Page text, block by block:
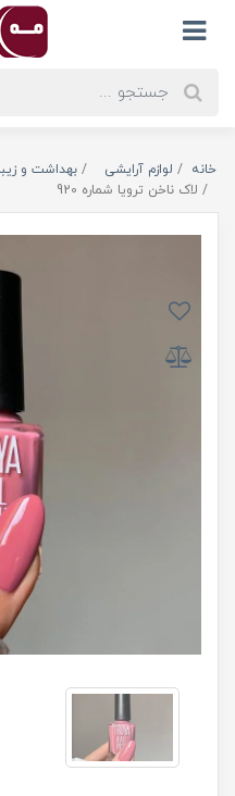
خانه لوازم آرایشی بهداشت و
لاک ناخن ترویا شماره 920